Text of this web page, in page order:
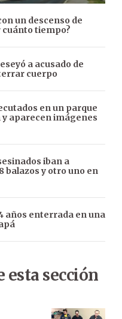
un descenso de
cuánto tiempo?
a acusado de
cuerpo
en un parque
aparecen imágenes
iban a
balazos y otro uno en
años enterrada en una
esta sección